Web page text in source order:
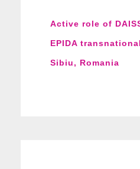
Active role of
EPIDA
Sibiu, Romania